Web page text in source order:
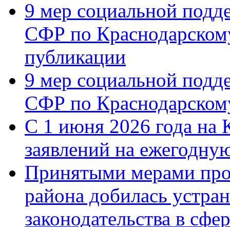
9 мер социальной
СФР по
публикации
9 мер социальной
СФР по
С 1 июня 2026 года на
заявлений на
Принятыми мерами
района добилась
законодательства в